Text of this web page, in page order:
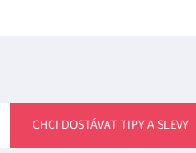
CHCI DOSTÁVAT TIPY A SLEVY